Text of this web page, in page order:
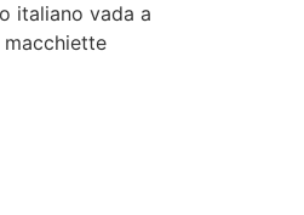
italiano vada a